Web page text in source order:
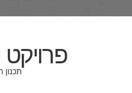
פרויקט
תכנון